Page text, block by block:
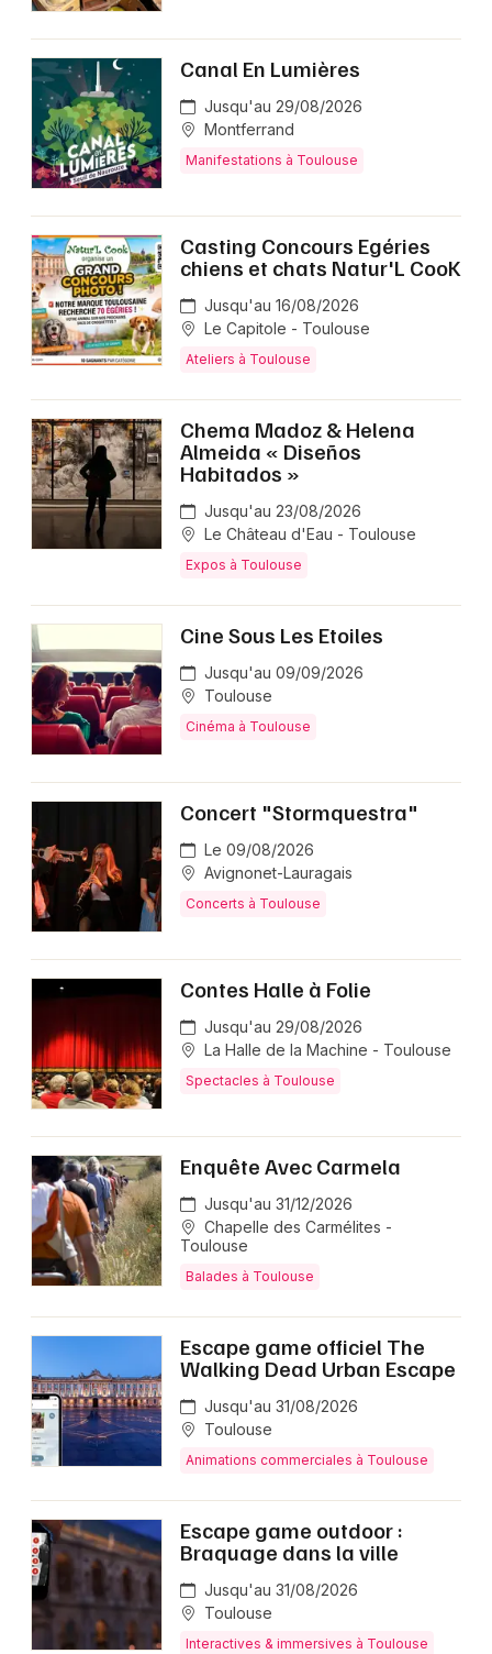
Canal En Lumières
Jusqu'au 29/08/2026
Montferrand
Manifestations à Toulouse
Casting Concours Egéries
chiens et chats Natur'L CooK
Jusqu'au 16/08/2026
Le Capitole - Toulouse
Ateliers à Toulouse
Chema Madoz & Helena
Almeida « Diseños
Habitados »
Jusqu'au 23/08/2026
Le Château d'Eau - Toulouse
Expos à Toulouse
Cine Sous Les Etoiles
Jusqu'au 09/09/2026
Toulouse
Cinéma à Toulouse
Concert "Stormquestra"
Le 09/08/2026
Avignonet-Lauragais
Concerts à Toulouse
Contes Halle à Folie
Jusqu'au 29/08/2026
La Halle de la Machine - Toulouse
Spectacles à Toulouse
Enquête Avec Carmela
Jusqu'au 31/12/2026
Chapelle des Carmélites -
Toulouse
Balades à Toulouse
Escape game officiel The
Walking Dead Urban Escape
Jusqu'au 31/08/2026
Toulouse
Animations commerciales à Toulouse
Escape game outdoor :
Braquage dans la ville
Jusqu'au 31/08/2026
Toulouse
Interactives & immersives à Toulouse